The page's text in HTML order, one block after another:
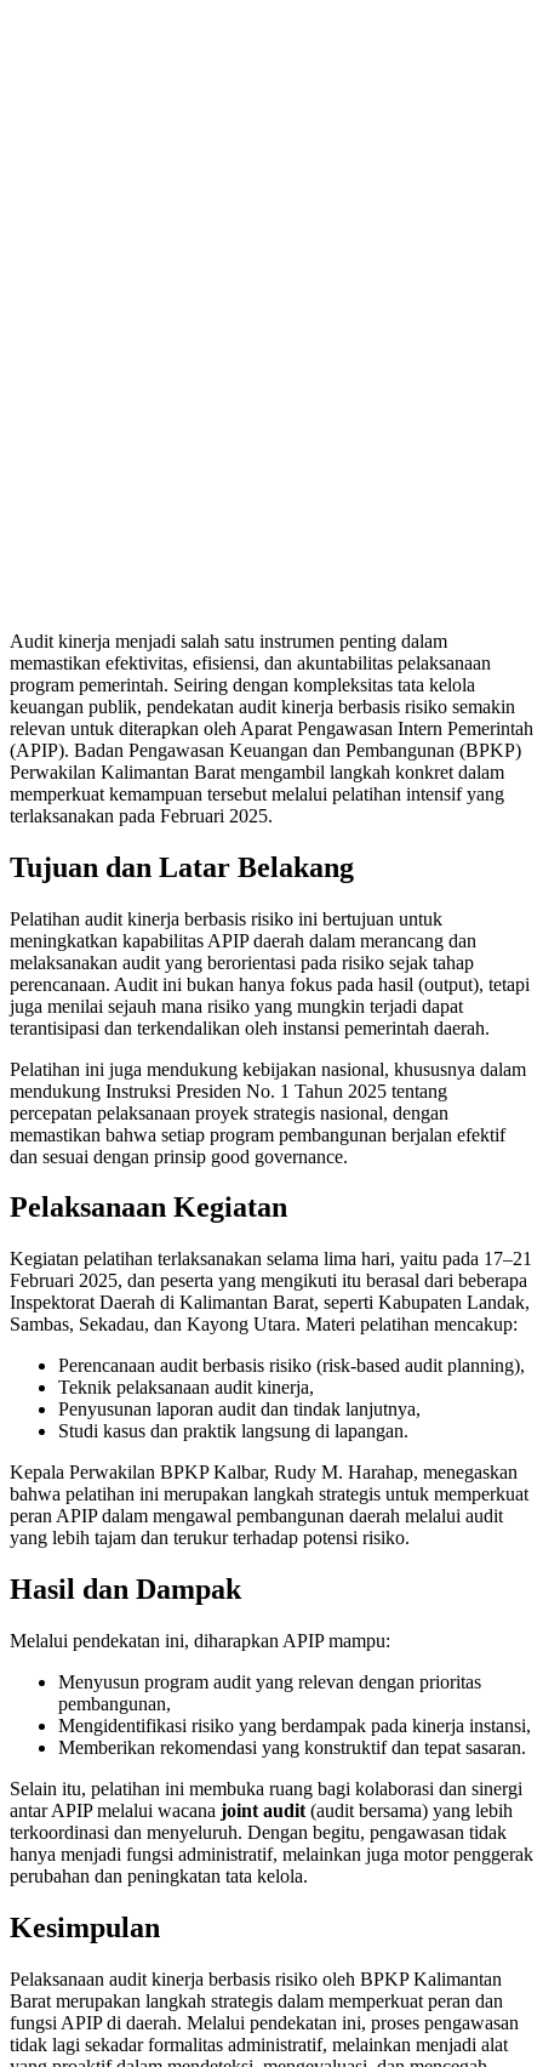
Audit kinerja menjadi salah satu instrumen penting dalam
memastikan efektivitas, efisiensi, dan akuntabilitas pelaksanaan
program pemerintah. Seiring dengan kompleksitas tata kelola
keuangan publik, pendekatan audit kinerja berbasis risiko semakin
relevan untuk diterapkan oleh Aparat Pengawasan Intern Pemerintah
(APIP). Badan Pengawasan Keuangan dan Pembangunan (BPKP)
Perwakilan Kalimantan Barat mengambil langkah konkret dalam
memperkuat kemampuan tersebut melalui pelatihan intensif yang
terlaksanakan pada Februari 2025.
Tujuan dan Latar Belakang
Pelatihan audit kinerja berbasis risiko ini bertujuan untuk
meningkatkan kapabilitas APIP daerah dalam merancang dan
melaksanakan audit yang berorientasi pada risiko sejak tahap
perencanaan. Audit ini bukan hanya fokus pada hasil (output), tetapi
juga menilai sejauh mana risiko yang mungkin terjadi dapat
terantisipasi dan terkendalikan oleh instansi pemerintah daerah.
Pelatihan ini juga mendukung kebijakan nasional, khususnya dalam
mendukung Instruksi Presiden No. 1 Tahun 2025 tentang
percepatan pelaksanaan proyek strategis nasional, dengan
memastikan bahwa setiap program pembangunan berjalan efektif
dan sesuai dengan prinsip good governance.
Pelaksanaan Kegiatan
Kegiatan pelatihan terlaksanakan selama lima hari, yaitu pada 17–21
Februari 2025, dan peserta yang mengikuti itu berasal dari beberapa
Inspektorat Daerah di Kalimantan Barat, seperti Kabupaten Landak,
Sambas, Sekadau, dan Kayong Utara. Materi pelatihan mencakup:
Perencanaan audit berbasis risiko (risk-based audit planning),
Teknik pelaksanaan audit kinerja,
Penyusunan laporan audit dan tindak lanjutnya,
Studi kasus dan praktik langsung di lapangan.
Kepala Perwakilan BPKP Kalbar, Rudy M. Harahap, menegaskan
bahwa pelatihan ini merupakan langkah strategis untuk memperkuat
peran APIP dalam mengawal pembangunan daerah melalui audit
yang lebih tajam dan terukur terhadap potensi risiko.
Hasil dan Dampak
Melalui pendekatan ini, diharapkan APIP mampu:
Menyusun program audit yang relevan dengan prioritas
pembangunan,
Mengidentifikasi risiko yang berdampak pada kinerja instansi,
Memberikan rekomendasi yang konstruktif dan tepat sasaran.
Selain itu, pelatihan ini membuka ruang bagi kolaborasi dan sinergi
antar APIP melalui wacana joint audit (audit bersama) yang lebih
terkoordinasi dan menyeluruh. Dengan begitu, pengawasan tidak
hanya menjadi fungsi administratif, melainkan juga motor penggerak
perubahan dan peningkatan tata kelola.
Kesimpulan
Pelaksanaan audit kinerja berbasis risiko oleh BPKP Kalimantan
Barat merupakan langkah strategis dalam memperkuat peran dan
fungsi APIP di daerah. Melalui pendekatan ini, proses pengawasan
tidak lagi sekadar formalitas administratif, melainkan menjadi alat